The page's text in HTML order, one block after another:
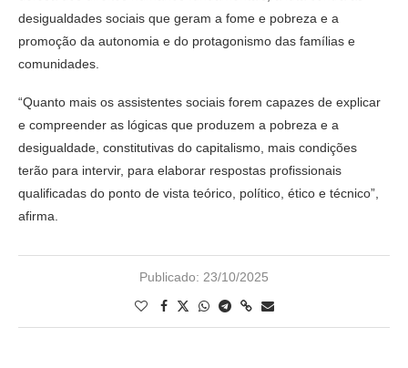
desigualdades sociais que geram a fome e pobreza e a
promoção da autonomia e do protagonismo das famílias e
comunidades.
“Quanto mais os assistentes sociais forem capazes de explicar
e compreender as lógicas que produzem a pobreza e a
desigualdade, constitutivas do capitalismo, mais condições
terão para intervir, para elaborar respostas profissionais
qualificadas do ponto de vista teórico, político, ético e técnico”,
afirma.
Publicado: 23/10/2025